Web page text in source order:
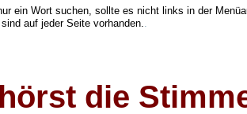
ein Wort suchen, sollte es nicht links in der
auf jeder Seite vorhanden.
die